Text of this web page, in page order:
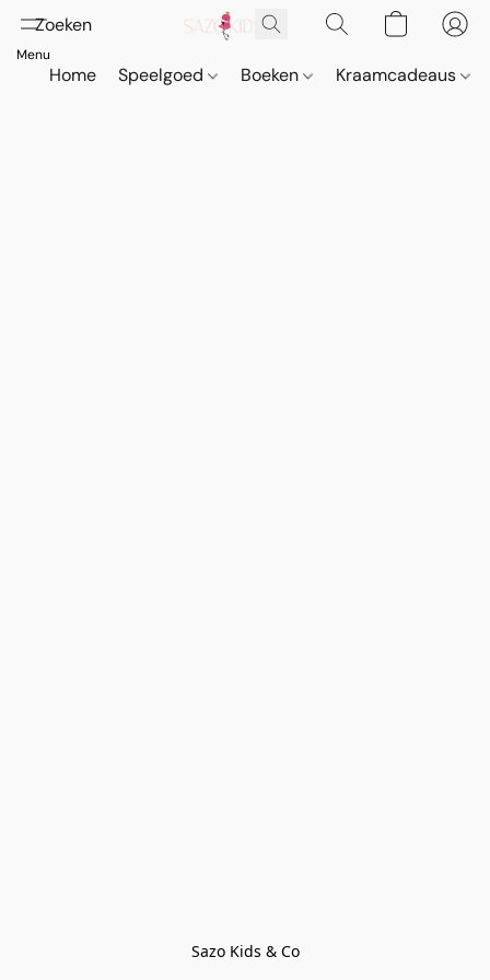
Home Speelgoed Boeken Kraamcadeaus
Sazo Kids & Co